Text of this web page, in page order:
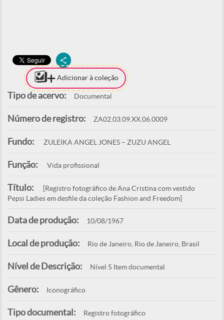
Adicionar à coleção
Tipo de acervo: Documental
Número de registro: ZA02.03.09.XX.06.0009
Fundo: ZULEIKA ANGEL JONES – ZUZU ANGEL
Função: Vida profissional
Título:
[Registro fotográfico de Ana Cristina com vestido
Pepsi Ladies em desfile da coleção Fashion and Freedom]
Data de produção: 10/08/1967
Local de produção: Rio de Janeiro, Rio de Janeiro, Brasil
Nível de Descrição: Nível 5 Item documental
Gênero: Iconográfico
Tipo documental: Registro fotográfico